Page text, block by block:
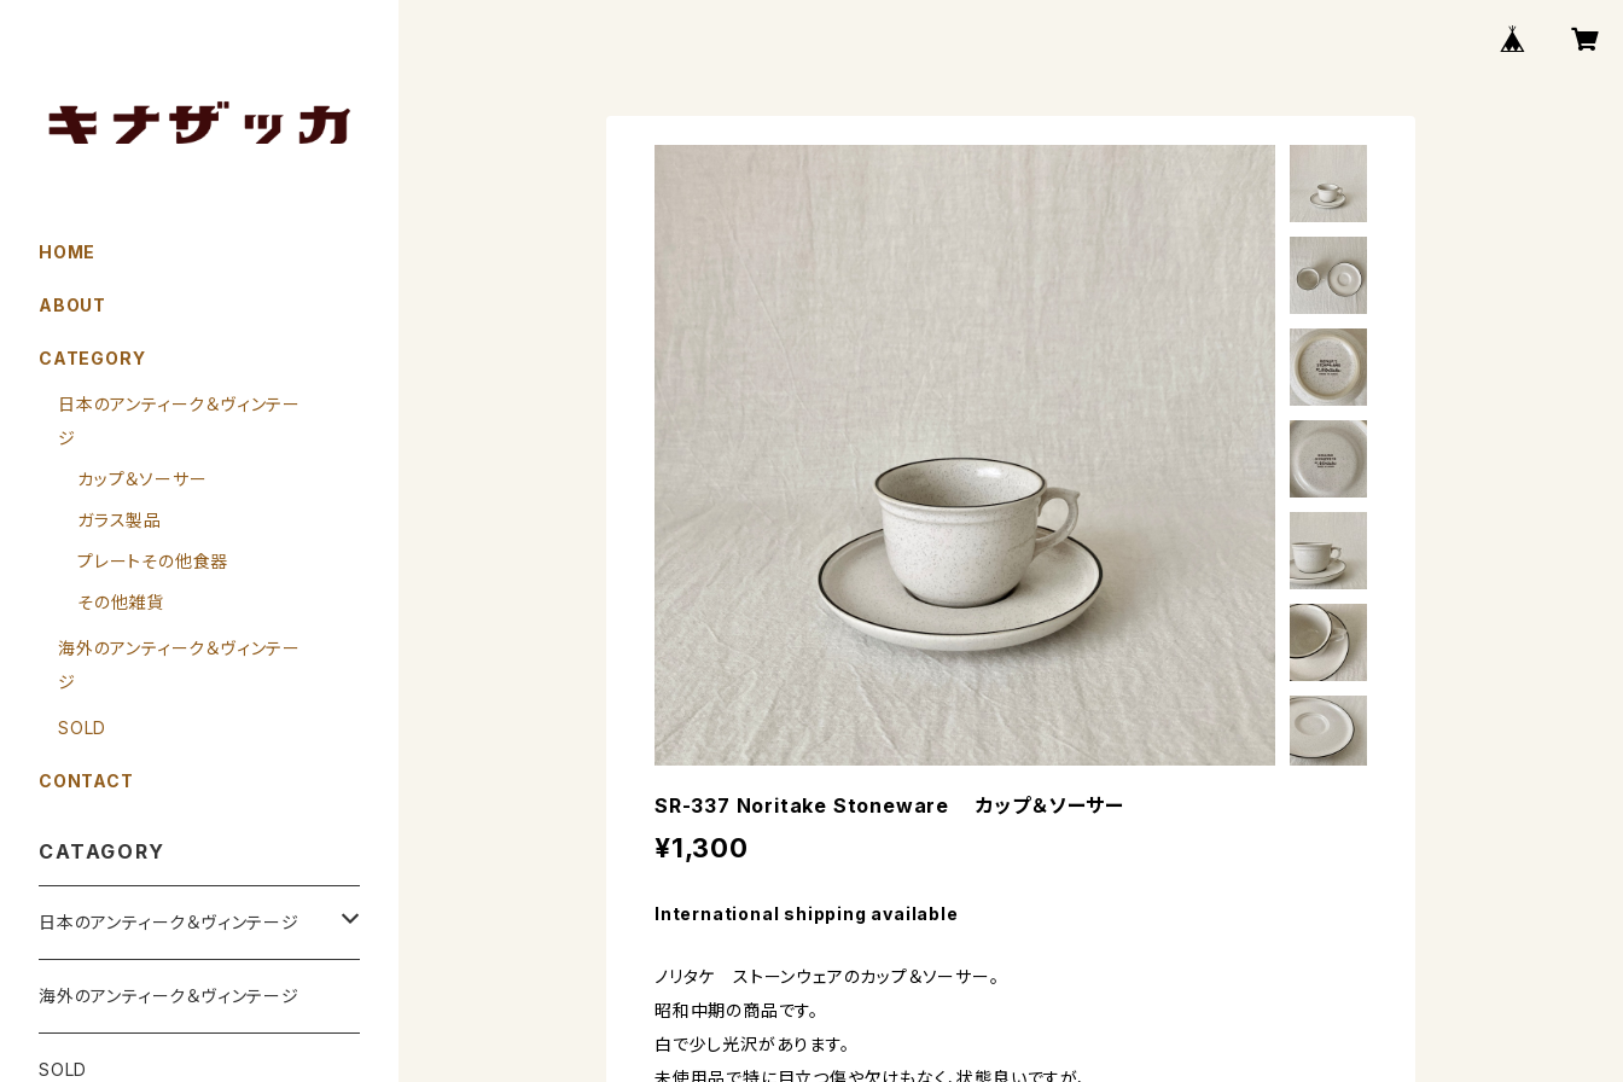
SR-337 Noritake Stoneware カップ＆ソーサー
¥1,300
International shipping available
ノリタケ ストーンウェアのカップ＆ソーサー。
昭和中期の商品です。
白で少し光沢があります。
未使用品で特に目立つ傷や欠けもなく、状態良いですが、
HOME
ABOUT
CATEGORY
日本のアンティーク＆ヴィンテー
ジ
カップ＆ソーサー
ガラス製品
プレートその他食器
その他雑貨
海外のアンティーク＆ヴィンテー
ジ
SOLD
CONTACT
CATAGORY
日本のアンティーク＆ヴィンテージ
カップ＆ソーサー
ガラス製品
海外のアンティーク＆ヴィンテージ
SOLD